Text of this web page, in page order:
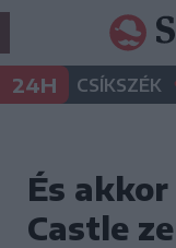
24H CSÍKSZÉK
És
Castle